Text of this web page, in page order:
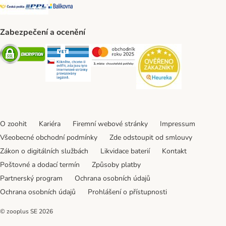
Česká pošta Shipping Method
PPL Shipping Method
Balíkovna Shipping Method
Zabezpečení a ocenění
Security Security Security
O zoohit Kariéra Firemní webové stránky
Impressum
Všeobecné obchodní podmínky
Zde odstoupit od smlouvy
Zákon o digitálních službách
Likvidace baterií
Kontakt
Poštovné a dodací termín
Způsoby platby
Partnerský program
Ochrana osobních údajů
Ochrana osobních údajů
Prohlášení o přístupnosti
© zooplus SE 2026